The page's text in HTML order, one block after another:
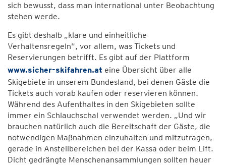
sich bewusst, dass man international unter Beobachtung
stehen werde.
Es gibt deshalb „klare und einheitliche
Verhaltensregeln“, vor allem, was Tickets und
Reservierungen betrifft. Es gibt auf der Plattform
www.sicher-skifahren.at eine Übersicht über alle
Skigebiete in unserem Bundesland, bei denen Gäste die
Tickets auch vorab kaufen oder reservieren können.
Während des Aufenthaltes in den Skigebieten sollte
immer ein Schlauchschal verwendet werden. „Und wir
brauchen natürlich auch die Bereitschaft der Gäste, die
notwendigen Maßnahmen einzuhalten und mitzutragen,
gerade in Anstellbereichen bei der Kassa oder beim Lift.
Dicht gedrängte Menschenansammlungen sollten heuer